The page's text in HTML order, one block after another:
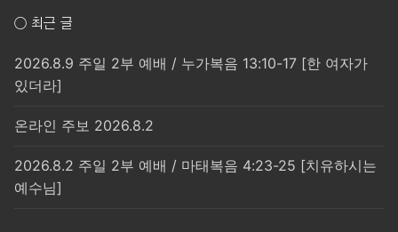
○ 최근 글
2026.8.9 주일 2부 예배 / 누가복음 13:10-17 [한 여자가
있더라]
온라인 주보 2026.8.2
2026.8.2 주일 2부 예배 / 마태복음 4:23-25 [치유하시는
예수님]